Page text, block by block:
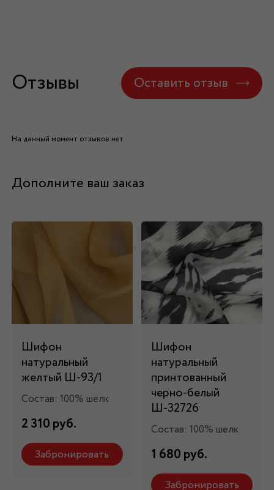
Отзывы Оставить отзыв
На данный момент отзывов нет
Дополните ваш заказ
Шифон
натуральный
желтый Ш-93/1
Состав: 100% шелк
2 310 руб.
Забронировать
Шифон
натуральный
принтованный
черно-белый
Ш-32726
Состав: 100% шелк
1 680 руб.
Забронировать